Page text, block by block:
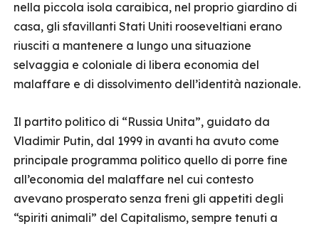
nella piccola isola caraibica, nel proprio giardino di
casa, gli sfavillanti Stati Uniti rooseveltiani erano
riusciti a mantenere a lungo una situazione
selvaggia e coloniale di libera economia del
malaffare e di dissolvimento dell’identità nazionale.
Il partito politico di “Russia Unita”, guidato da
Vladimir Putin, dal 1999 in avanti ha avuto come
principale programma politico quello di porre fine
all’economia del malaffare nel cui contesto
avevano prosperato senza freni gli appetiti degli
“spiriti animali” del Capitalismo, sempre tenuti a